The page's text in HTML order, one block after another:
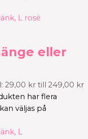
eller
29,00 kr till 249,00 kr
har flera
väljas på